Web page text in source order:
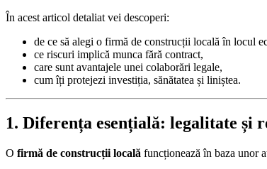
În acest articol detaliat vei descoperi:
de ce să alegi o firmă de construcții locală în locul
ce riscuri implică munca fără contract,
care sunt avantajele unei colaborări legale,
cum îți protejezi investiția, sănătatea și liniștea.
1. Diferența esențială: legalitate și
O firmă de construcții locală funcționează în baza unor